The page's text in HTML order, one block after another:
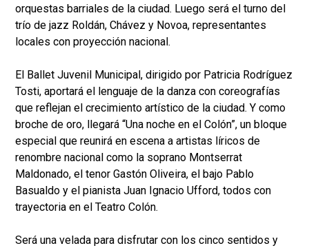
orquestas barriales de la ciudad. Luego será el turno del
trío de jazz Roldán, Chávez y Novoa, representantes
locales con proyección nacional.
El Ballet Juvenil Municipal, dirigido por Patricia Rodríguez
Tosti, aportará el lenguaje de la danza con coreografías
que reflejan el crecimiento artístico de la ciudad. Y como
broche de oro, llegará “Una noche en el Colón”, un bloque
especial que reunirá en escena a artistas líricos de
renombre nacional como la soprano Montserrat
Maldonado, el tenor Gastón Oliveira, el bajo Pablo
Basualdo y el pianista Juan Ignacio Ufford, todos con
trayectoria en el Teatro Colón.
Será una velada para disfrutar con los cinco sentidos y